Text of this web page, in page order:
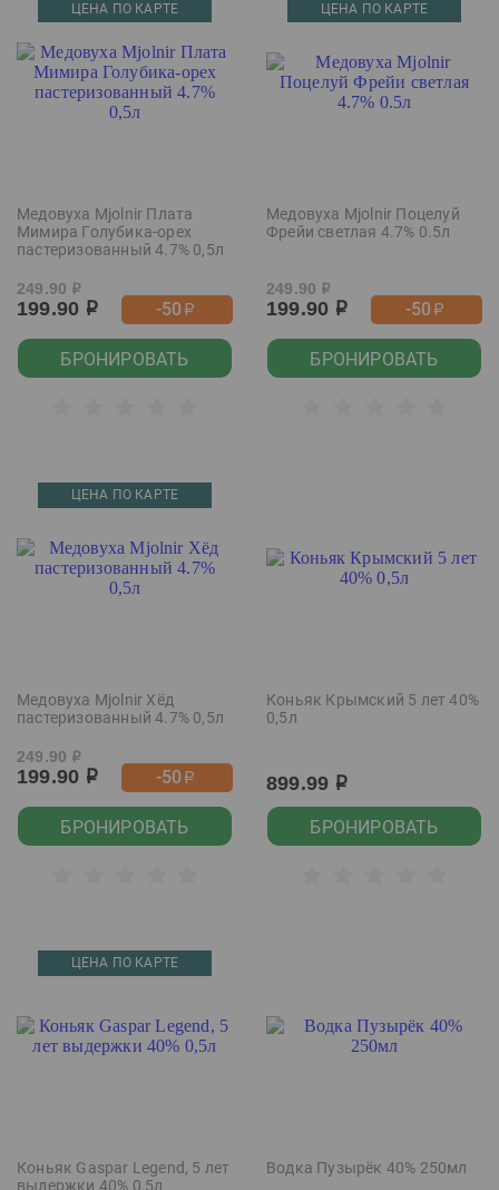
ЦЕНА ПО КАРТЕ
Медовуха Mjolnir Плата
Мимира Голубика-орех
пастеризованный 4.7% 0,5л
249.90 р
199.90 р -50р
БРОНИРОВАТЬ
ЦЕНА ПО КАРТЕ
Медовуха Mjolnir Поцелуй
Фрейи светлая 4.7% 0.5л
249.90 р
199.90 р -50р
БРОНИРОВАТЬ
ЦЕНА ПО КАРТЕ
Медовуха Mjolnir Хёд
пастеризованный 4.7% 0,5л
249.90 р
199.90 р -50р
БРОНИРОВАТЬ
Коньяк Крымский 5 лет 40%
0,5л
899.99 р
БРОНИРОВАТЬ
ЦЕНА ПО КАРТЕ
Коньяк Gaspar Legend, 5 лет
выдержки 40% 0,5л
Водка Пузырёк 40% 250мл